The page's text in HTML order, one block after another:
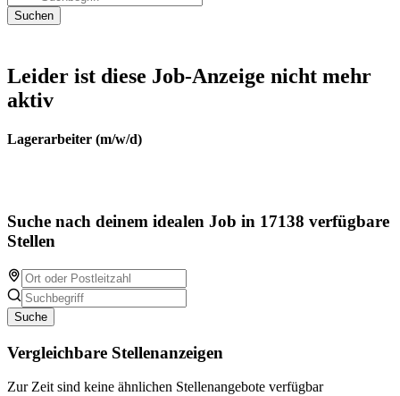
Leider ist diese Job-Anzeige nicht mehr
aktiv
Lagerarbeiter (m/w/d)
Suche nach deinem idealen Job in 17138 verfügbare
Stellen
Suche
Vergleichbare Stellenanzeigen
Zur Zeit sind keine ähnlichen Stellenangebote verfügbar